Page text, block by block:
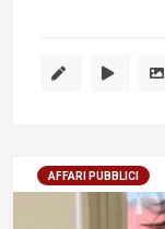
AFFARI PUBBLICI